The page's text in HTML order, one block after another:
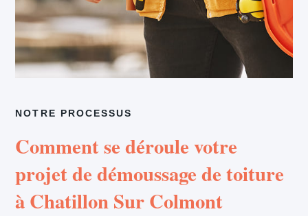
NOTRE PROCESSUS
Comment se déroule votre
projet de démoussage de toiture
à Chatillon Sur Colmont